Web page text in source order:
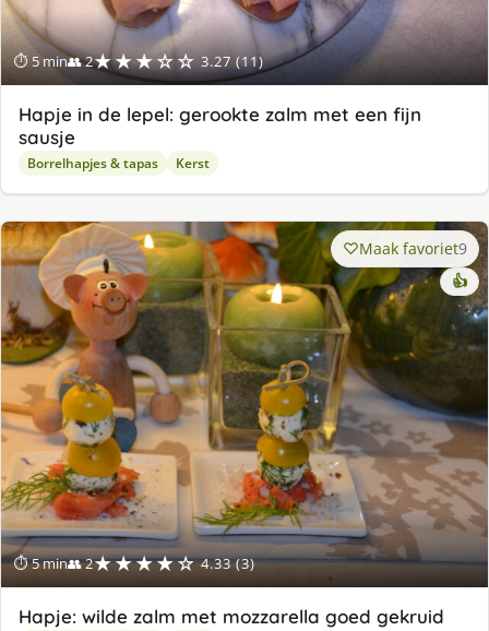
⏱ 5 min👥 2★★★☆☆ 3.27 (11)
Hapje in de lepel: gerookte zalm met een fijn
sausje
Borrelhapjes & tapas Kerst
⏱ 5 min👥 2★★★★☆ 4.33 (3)
Maak favoriet9
👍
Hapje: wilde zalm met mozzarella goed gekruid